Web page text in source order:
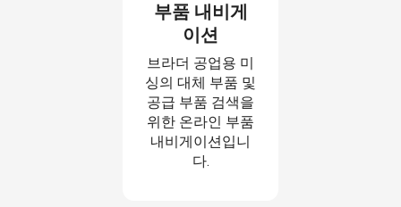
부품 내비게
이션
브라더 공업용 미
싱의 대체 부품 및
공급 부품 검색을
위한 온라인 부품
내비게이션입니
다.